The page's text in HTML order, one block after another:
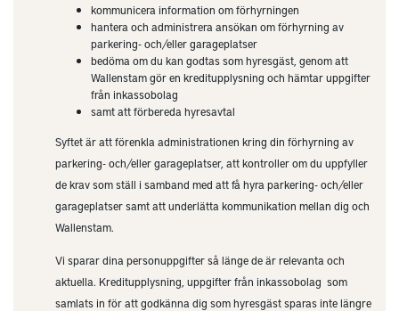
kommunicera information om förhyrningen
hantera och administrera ansökan om förhyrning av
parkering- och/eller garageplatser
bedöma om du kan godtas som hyresgäst, genom att
Wallenstam gör en kreditupplysning och hämtar uppgifter
från inkassobolag
samt att förbereda hyresavtal
Syftet är att förenkla administrationen kring din förhyrning av
parkering- och/eller garageplatser, att kontroller om du uppfyller
de krav som ställ i samband med att få hyra parkering- och/eller
garageplatser samt att underlätta kommunikation mellan dig och
Wallenstam.
Vi sparar dina personuppgifter så länge de är relevanta och
aktuella. Kreditupplysning, uppgifter från inkassobolag som
samlats in för att godkänna dig som hyresgäst sparas inte längre